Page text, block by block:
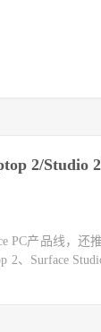
2/Studio
PC产品线，还
2、Surface